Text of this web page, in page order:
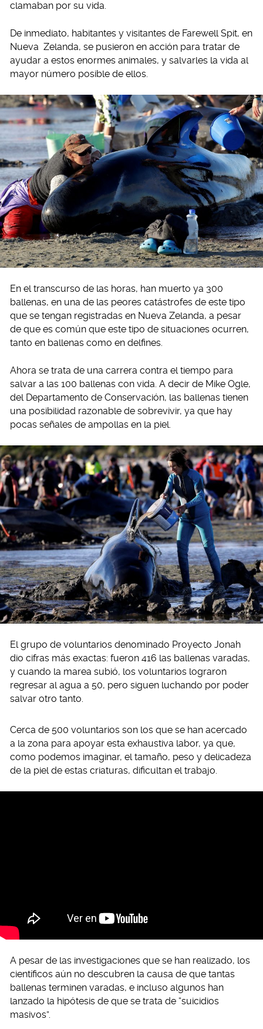
clamaban por su vida.
De inmediato, habitantes y visitantes de Farewell Spit, en
Nueva Zelanda, se pusieron en acción para tratar de
ayudar a estos enormes animales, y salvarles la vida al
mayor número posible de ellos.
En el transcurso de las horas, han muerto ya 300
ballenas, en una de las peores catástrofes de este tipo
que se tengan registradas en Nueva Zelanda, a pesar
de que es común que este tipo de situaciones ocurren,
tanto en ballenas como en delfines.
Ahora se trata de una carrera contra el tiempo para
salvar a las 100 ballenas con vida. A decir de Mike Ogle,
del Departamento de Conservación, las ballenas tienen
una posibilidad razonable de sobrevivir, ya que hay
pocas señales de ampollas en la piel.
El grupo de voluntarios denominado Proyecto Jonah
dio cifras más exactas: fueron 416 las ballenas varadas,
y cuando la marea subió, los voluntarios lograron
regresar al agua a 50, pero siguen luchando por poder
salvar otro tanto.
Cerca de 500 voluntarios son los que se han acercado
a la zona para apoyar esta exhaustiva labor, ya que,
como podemos imaginar, el tamaño, peso y delicadeza
de la piel de estas criaturas, dificultan el trabajo.
A pesar de las investigaciones que se han realizado, los
científicos aún no descubren la causa de que tantas
ballenas terminen varadas, e incluso algunos han
lanzado la hipótesis de que se trata de “suicidios
masivos”.